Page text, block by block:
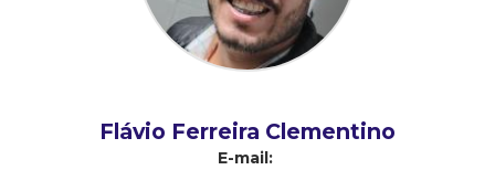
Flávio Ferreira Clementino
E-mail: